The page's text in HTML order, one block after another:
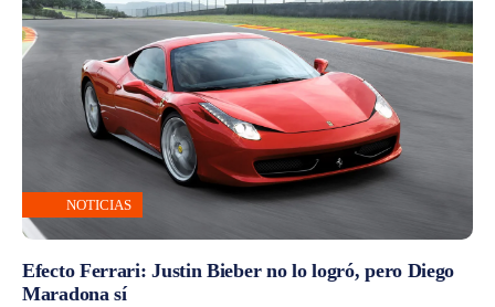
NOTICIAS
Efecto Ferrari: Justin Bieber no lo logró, pero Diego
Maradona sí